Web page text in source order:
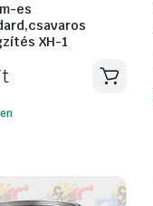
es
XH-1